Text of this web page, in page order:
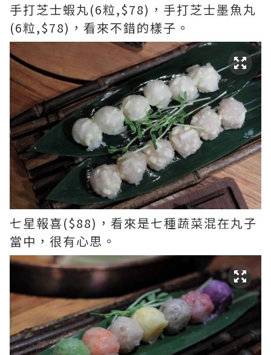
手打芝士蝦丸(6粒,$78)，手打芝士墨魚丸
(6粒,$78)，看來不錯的樣子。
七星報喜($88)，看來是七種蔬菜混在丸子
當中，很有心思。